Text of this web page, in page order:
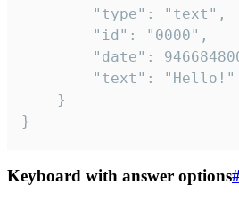
}
Keyboard with answer options